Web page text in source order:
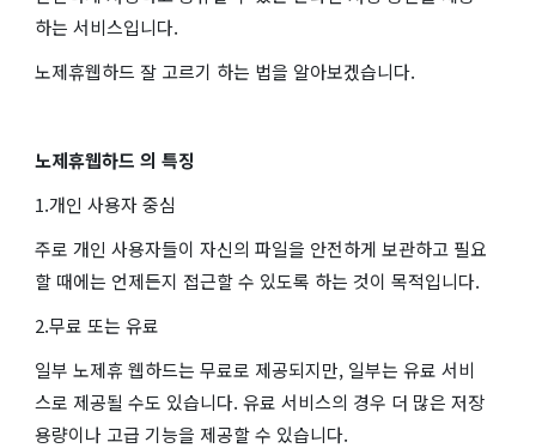
하는 서비스입니다.
노제휴웹하드 잘 고르기 하는 법을 알아보겠습니다.
노제휴웹하드 의 특징
1.개인 사용자 중심
주로 개인 사용자들이 자신의 파일을 안전하게 보관하고 필요
할 때에는 언제든지 접근할 수 있도록 하는 것이 목적입니다.
2.무료 또는 유료
일부 노제휴 웹하드는 무료로 제공되지만, 일부는 유료 서비
스로 제공될 수도 있습니다. 유료 서비스의 경우 더 많은 저장
용량이나 고급 기능을 제공할 수 있습니다.